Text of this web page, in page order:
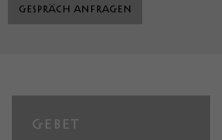
Gespräch Anfragen
GEBET